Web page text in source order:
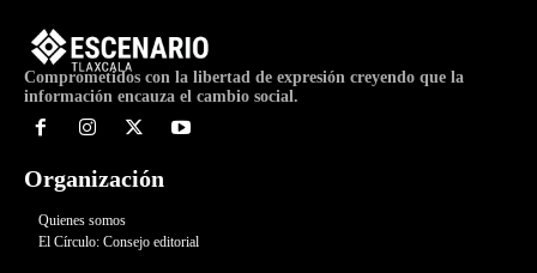
Comprometidos con la libertad de expresión creyendo que la
información encauza el cambio social.
Organización
Quienes somos
El Círculo: Consejo editorial